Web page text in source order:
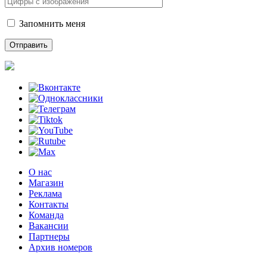
Запомнить меня
О нас
Магазин
Реклама
Контакты
Команда
Вакансии
Партнеры
Архив номеров